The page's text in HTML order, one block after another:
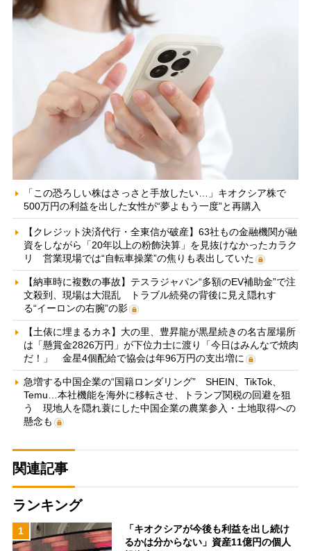
「この恐ろしい株はさっさと手放したい…」キオクシア株で
500万円の利益を出した女性が“夢よもう一度”と再購入
【クレジット決済代行・全東信が破産】63社もの金融機関が融
資をしながら「20年以上の粉飾決算」を見抜けなかったカラク
リ 営業現場では“自転車操業”の焦りも表出していた
【納車時に複数の事故】テスラジャパン“多額のEV補助金”で注
文殺到、現場は大混乱 トラブル続発の背後に見え隠れす
る“イーロンの右腕”の影
【土俵に埋まるカネ】大の里、豊昇龍が黒星続きの名古屋場所
は「懸賞金2826万円」が下位力士に渡り「今日はみんなで焼肉
だ！」 金星4個配給で協会は年96万円の支出増に
急増する中国企業の“国籍ロンダリング” SHEIN、TikTok、
Temu…本社機能を海外に移転させ、トランプ関税の回避を狙
う 現地人を隠れ蓑にした中国企業の農業参入・土地取得への
懸念も
関連記事
ランキング
1
「キオクシアが今後も利益を出し続け
るかは分からない」資産11億円の個人